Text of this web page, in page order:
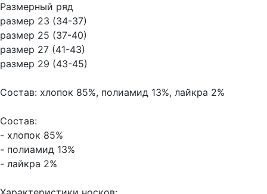
Размерный ряд
размер 23 (34-37)
размер 25 (37-40)
размер 27 (41-43)
размер 29 (43-45)
Состав: хлопок 85%, полиамид 13%, лайкра 2%
Состав:
- хлопок 85%
- полиамид 13%
- лайкра 2%